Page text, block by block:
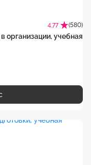
4.77 (580)
организации, учебная